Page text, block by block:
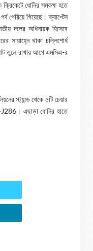
ক্রিকেটে ধোনির সমকক্ষ হতে
পেরিয়ে গিয়েছে। ক্যাপ্টেন
দলের অধিনায়ক হিসেবে
সায়াহ্নে থাকা চল্লিশোর্ধ
তুলে রাখার আগে এমসিএ-র
স্ট্যান্ড থেকে ৫টি চেয়ার
এছাড়া ধোনির হাতে